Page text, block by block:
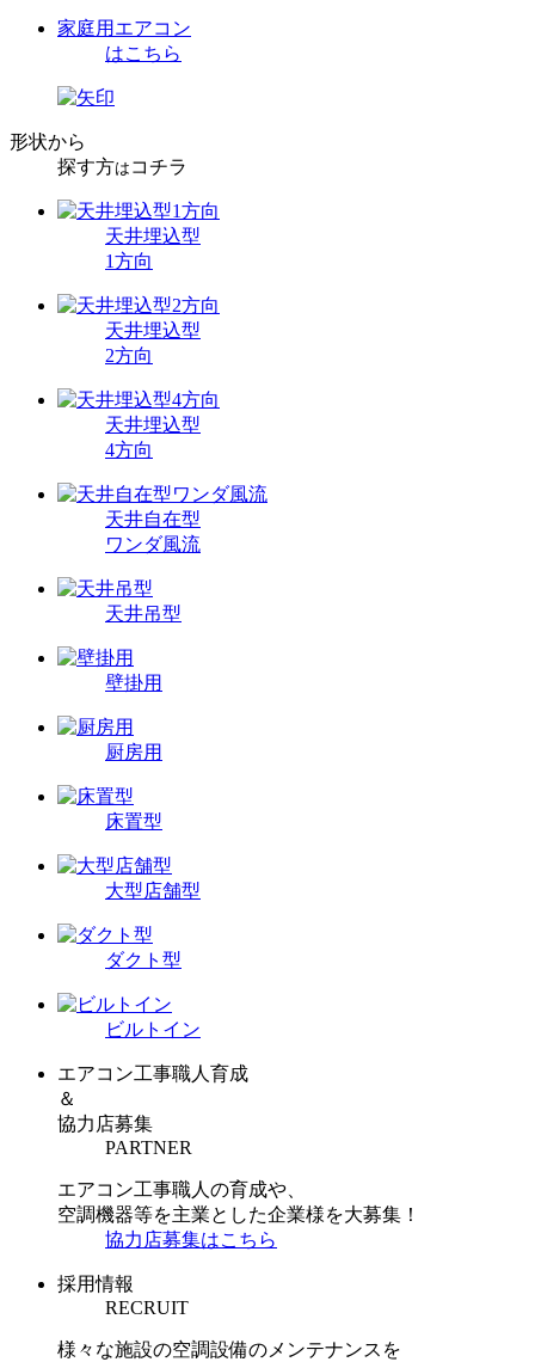
家庭用エアコン
はこちら
形状から
探す方は コチラ
天井埋込型
1方向
天井埋込型
2方向
天井埋込型
4方向
天井自在型
ワンダ風流
天井吊型
壁掛用
厨房用
床置型
大型店舗型
ダクト型
ビルトイン
エアコン工事職人育成
＆
協力店募集
PARTNER
エアコン工事職人の育成や、
空調機器等を主業とした企業様を大募集！
協力店募集はこちら
採用情報
RECRUIT
様々な施設の空調設備のメンテナンスを